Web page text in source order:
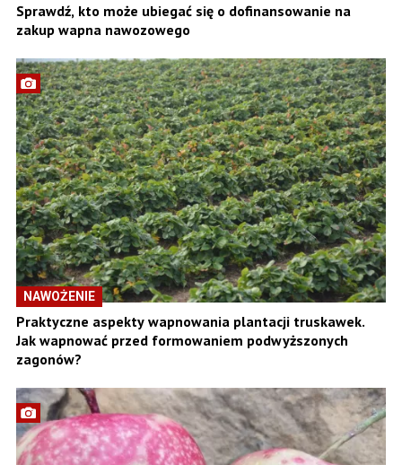
Sprawdź, kto może ubiegać się o dofinansowanie na
zakup wapna nawozowego
NAWOŻENIE
Praktyczne aspekty wapnowania plantacji truskawek.
Jak wapnować przed formowaniem podwyższonych
zagonów?